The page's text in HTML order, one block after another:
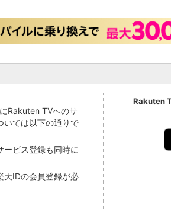
Rakuten TVへのサ
いては以下の通りで
ビス登録も同時に
IDの会員登録が必
Rakuten